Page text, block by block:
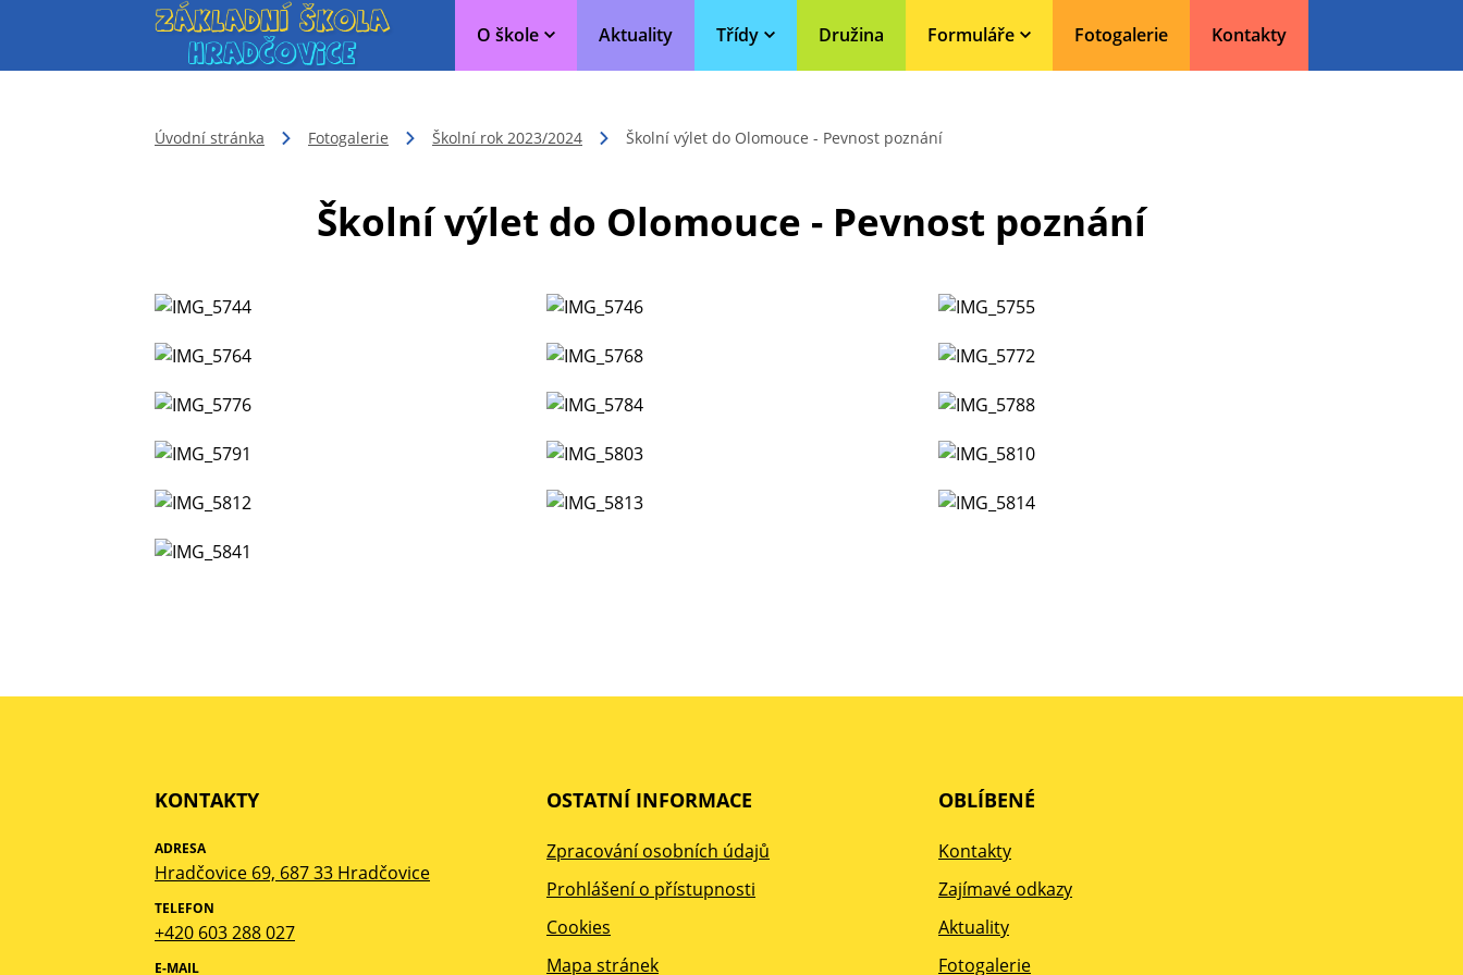
O škole Aktuality Třídy Družina Formuláře Fotogalerie Kontakty
Úvodní stránka Fotogalerie Školní rok 2023/2024 Školní výlet do Olomouce - Pevnost poznání
Školní výlet do Olomouce - Pevnost poznání
KONTAKTY
ADRESA
Hradčovice 69, 687 33 Hradčovice
TELEFON
+420 603 288 027
E-MAIL
OSTATNÍ INFORMACE
Zpracování osobních údajů
Prohlášení o přístupnosti
Cookies
Mapa stránek
OBLÍBENÉ
Kontakty
Zajímavé odkazy
Aktuality
Fotogalerie